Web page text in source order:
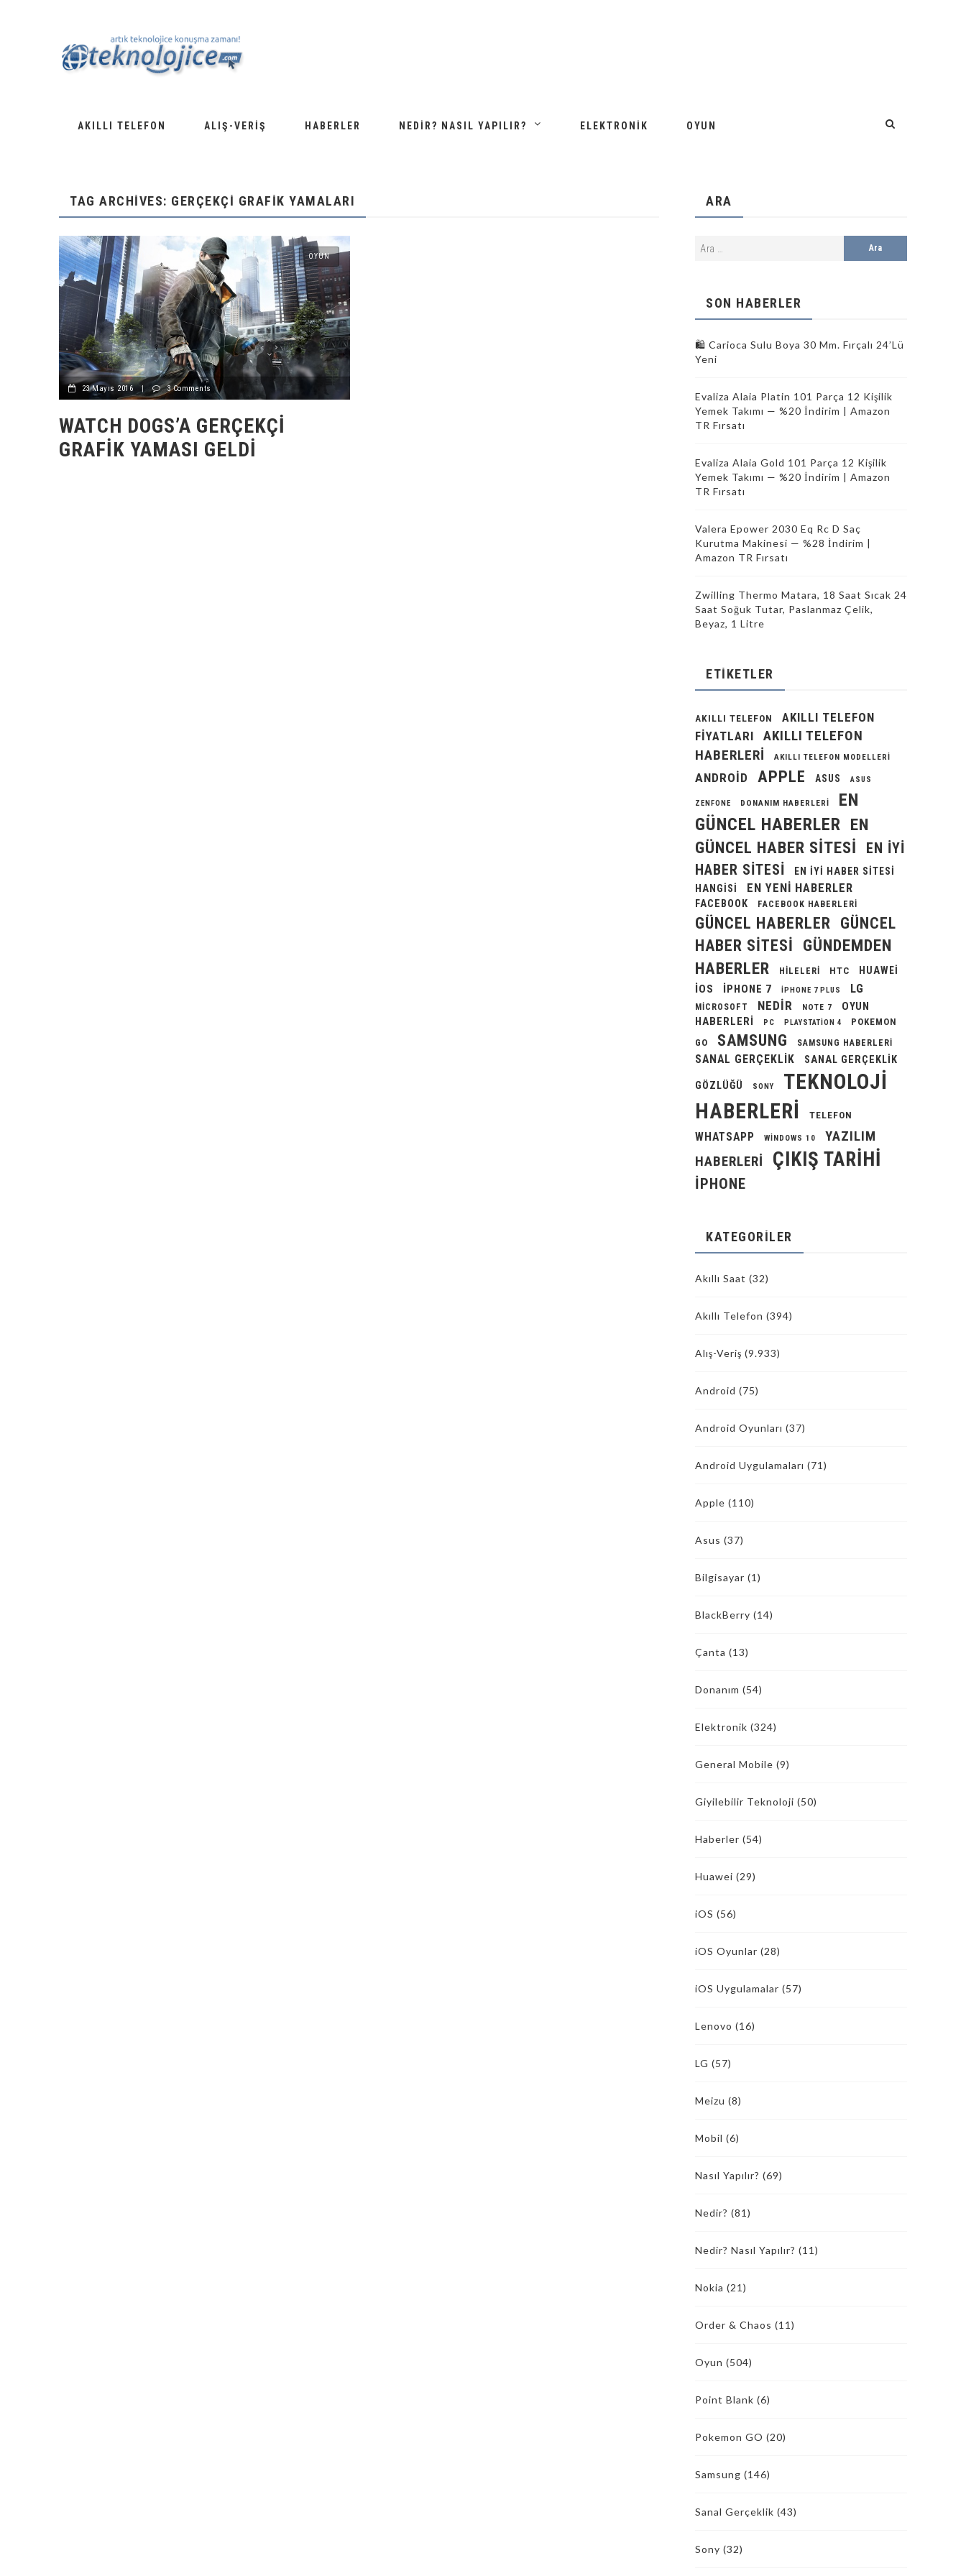
AKILLI TELEFON ALIŞ-VERIŞ HABERLER NEDIR? NASIL YAPILIR? ELEKTRONIK OYUN
TAG ARCHIVES: GERÇEKÇI GRAFIK YAMALARI
OYUN
23 Mayıs 2016 | 3 Comments
WATCH DOGS’A GERÇEKÇI
GRAFIK YAMASI GELDI
ARA
SON HABERLER
🛍️ Carioca Sulu Boya 30 Mm. Fırçalı 24’Lü
Yeni
Evaliza Alaia Platin 101 Parça 12 Kişilik
Yemek Takımı — %20 İndirim | Amazon
TR Fırsatı
Evaliza Alaia Gold 101 Parça 12 Kişilik
Yemek Takımı — %20 İndirim | Amazon
TR Fırsatı
Valera Epower 2030 Eq Rc D Saç
Kurutma Makinesi — %28 İndirim |
Amazon TR Fırsatı
Zwilling Thermo Matara, 18 Saat Sıcak 24
Saat Soğuk Tutar, Paslanmaz Çelik,
Beyaz, 1 Litre
ETIKETLER
AKILLI TELEFON
AKILLI TELEFON
FIYATLARI
AKILLI TELEFON
HABERLERI
AKILLI TELEFON MODELLERI
ANDROID APPLE ASUS ASUS
ZENFONE DONANIM HABERLERI
EN
GÜNCEL HABERLER EN
GÜNCEL HABER SITESI
EN IYI
HABER SITESI
EN IYI HABER SITESI
HANGISI
EN YENI HABERLER
FACEBOOK FACEBOOK HABERLERI
GÜNCEL HABERLER
GÜNCEL
HABER SITESI
GÜNDEMDEN
HABERLER
HILELERI HTC HUAWEI
IOS IPHONE 7 IPHONE 7 PLUS LG
MICROSOFT NEDIR NOTE 7
OYUN
HABERLERI
PC PLAYSTATION 4
POKEMON
GO
SAMSUNG SAMSUNG HABERLERI
SANAL GERÇEKLIK SANAL GERÇEKLIK
GÖZLÜĞÜ SONY
TEKNOLOJI
HABERLERI
TELEFON
WHATSAPP WINDOWS 10
YAZILIM
HABERLERI
ÇIKIŞ TARIHI
İPHONE
KATEGORILER
Akıllı Saat (32)
Akıllı Telefon (394)
Alış-Veriş (9.933)
Android (75)
Android Oyunları (37)
Android Uygulamaları (71)
Apple (110)
Asus (37)
Bilgisayar (1)
BlackBerry (14)
Çanta (13)
Donanım (54)
Elektronik (324)
General Mobile (9)
Giyilebilir Teknoloji (50)
Haberler (54)
Huawei (29)
iOS (56)
iOS Oyunlar (28)
iOS Uygulamalar (57)
Lenovo (16)
LG (57)
Meizu (8)
Mobil (6)
Nasıl Yapılır? (69)
Nedir? (81)
Nedir? Nasıl Yapılır? (11)
Nokia (21)
Order & Chaos (11)
Oyun (504)
Point Blank (6)
Pokemon GO (20)
Samsung (146)
Sanal Gerçeklik (43)
Sony (32)